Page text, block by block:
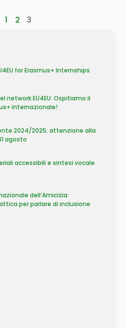
1 2 3
for Erasmus+ Internships
network EU4EU: Ospitiamo il
internazionale!
2024/2025: attenzione alla
agosto
accessibili e sintesi vocale
dell’Amicizia:
per parlare di inclusione